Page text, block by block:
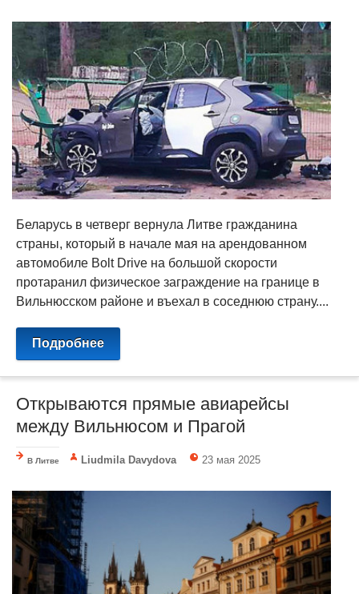
Беларусь в четверг вернула Литве гражданина
страны, который в начале мая на арендованном
автомобиле Bolt Drive на большой скорости
протаранил физическое заграждение на границе в
Вильнюсском районе и въехал в соседнюю страну....
Подробнее
Открываются прямые авиарейсы
между Вильнюсом и Прагой
В Литве Liudmila Davydova 23 мая 2025